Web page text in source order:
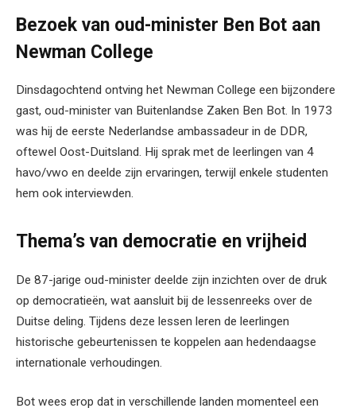
Bezoek van oud-minister Ben Bot aan
Newman College
Dinsdagochtend ontving het Newman College een bijzondere
gast, oud-minister van Buitenlandse Zaken Ben Bot. In 1973
was hij de eerste Nederlandse ambassadeur in de DDR,
oftewel Oost-Duitsland. Hij sprak met de leerlingen van 4
havo/vwo en deelde zijn ervaringen, terwijl enkele studenten
hem ook interviewden.
Thema’s van democratie en vrijheid
De 87-jarige oud-minister deelde zijn inzichten over de druk
op democratieën, wat aansluit bij de lessenreeks over de
Duitse deling. Tijdens deze lessen leren de leerlingen
historische gebeurtenissen te koppelen aan hedendaagse
internationale verhoudingen.
Bot wees erop dat in verschillende landen momenteel een